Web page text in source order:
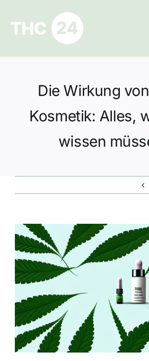
springen
Ratgeber
Hilfe und Kontakt
Datenschutz
Die Wirkung
Kosmetik: Alles,
wissen
Zeige
grösseres
Bild